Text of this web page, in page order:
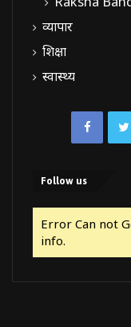
व्यापार
शिक्षा
स्वास्थ्य
Follow us
Error Can not
info.